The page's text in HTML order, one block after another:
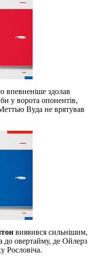
впевненіше здолав
у ворота опонентів,
Вуда не врятував
виявився сильнішим,
до овертайму, де Ойлерз
Рословіча.